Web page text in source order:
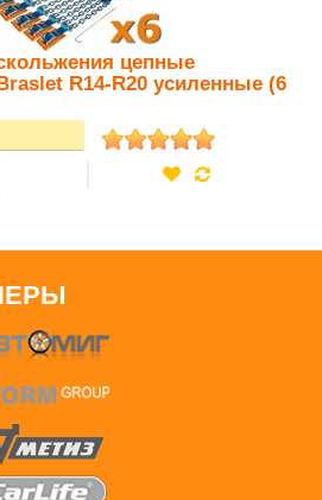
цепные
R14-R20 усиленные (6